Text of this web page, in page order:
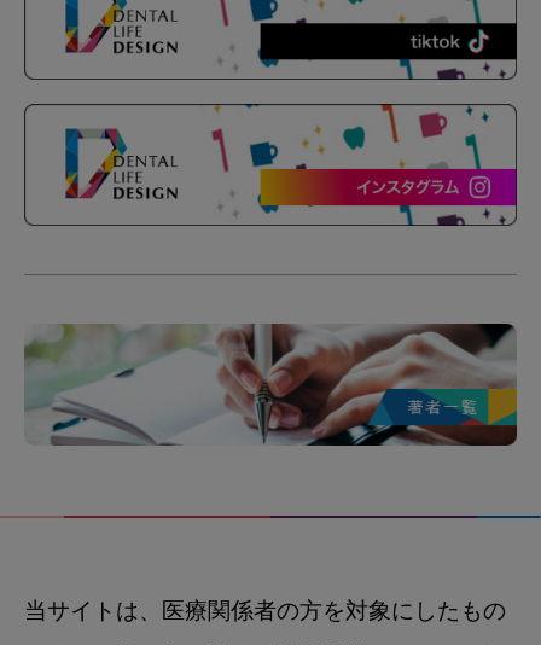
当サイトは、医療関係者の方を対象にしたもの